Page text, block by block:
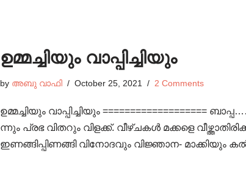
ഉമ്മച്ചിയും വാപ്പിച്ചിയും
by അബു വാഫി October 25, 2021 2 Comments
ഉമ്മച്ചിയും വാപ്പിച്ചിയും ===================
ന്നും പ്രഭ വിതറും വിളക്ക്. വീഴ്ചകൾ മക്കളെ
ഇണങ്ങിപ്പിണങ്ങി വിനോദവും വിജ്ഞാന- മാക്കിയും